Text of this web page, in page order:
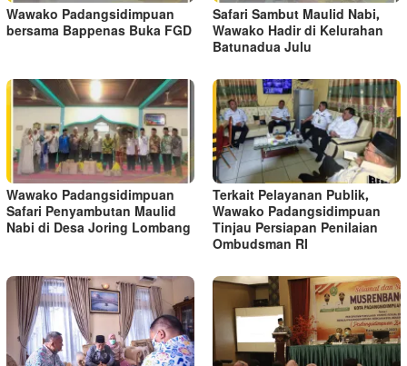
Wawako Padangsidimpuan
bersama Bappenas Buka FGD
Safari Sambut Maulid Nabi,
Wawako Hadir di Kelurahan
Batunadua Julu
Wawako Padangsidimpuan
Safari Penyambutan Maulid
Nabi di Desa Joring Lombang
Terkait Pelayanan Publik,
Wawako Padangsidimpuan
Tinjau Persiapan Penilaian
Ombudsman RI